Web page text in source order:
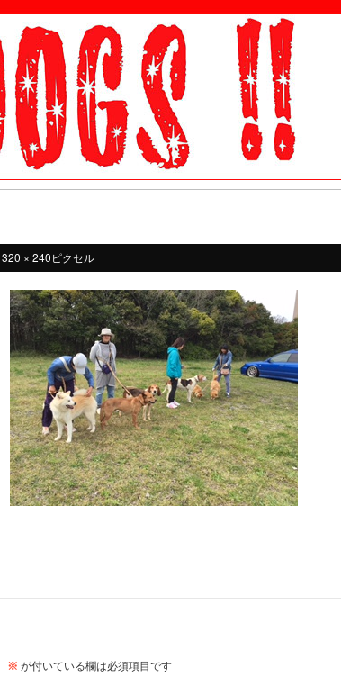
320 × 240ピクセル
※ が付いている欄は必須項目です